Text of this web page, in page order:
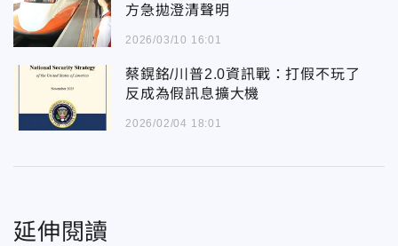
方急拋澄清聲明
2026/03/10 16:01
蔡鎤銘/川普2.0資訊戰：打假不玩了
反成為假訊息擴大機
2026/02/04 18:01
延伸閱讀